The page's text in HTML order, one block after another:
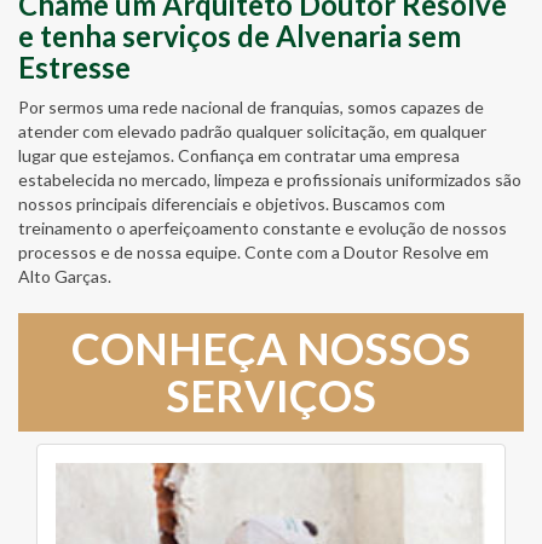
e tenha serviços de Alvenaria sem
Estresse
Por sermos uma rede nacional de franquias, somos capazes de
atender com elevado padrão qualquer solicitação, em qualquer
lugar que estejamos. Confiança em contratar uma empresa
estabelecida no mercado, limpeza e profissionais uniformizados são
nossos principais diferenciais e objetivos. Buscamos com
treinamento o aperfeiçoamento constante e evolução de nossos
processos e de nossa equipe. Conte com a Doutor Resolve em
Alto Garças.
CONHEÇA NOSSOS
SERVIÇOS